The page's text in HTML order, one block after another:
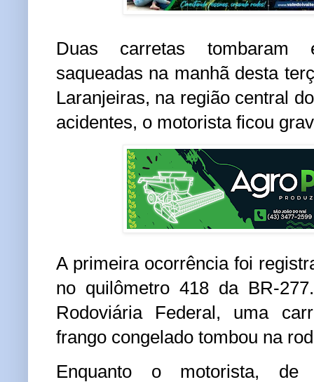
Duas carretas tombaram
saqueadas na manhã desta
Laranjeiras, na região central
acidentes, o motorista ficou
A primeira ocorrência foi
no quilômetro 418 da BR-
Rodoviária Federal, uma
frango congelado tombou na
Enquanto o motorista,